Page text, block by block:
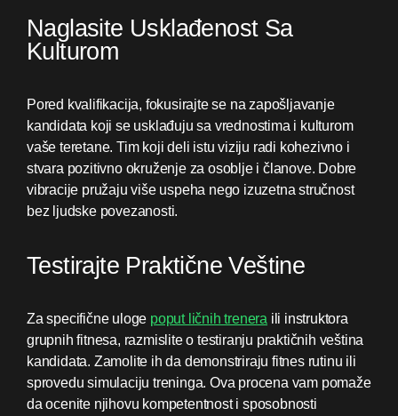
Naglasite Usklađenost Sa
Kulturom
Pored kvalifikacija, fokusirajte se na zapošljavanje
kandidata koji se usklađuju sa vrednostima i kulturom
vaše teretane. Tim koji deli istu viziju radi kohezivno i
stvara pozitivno okruženje za osoblje i članove. Dobre
vibracije pružaju više uspeha nego izuzetna stručnost
bez ljudske povezanosti.
Testirajte Praktične Veštine
Za specifične uloge poput ličnih trenera ili instruktora
grupnih fitnesa, razmislite o testiranju praktičnih veština
kandidata. Zamolite ih da demonstriraju fitnes rutinu ili
sprovedu simulaciju treninga. Ova procena vam pomaže
da ocenite njihovu kompetentnost i sposobnosti